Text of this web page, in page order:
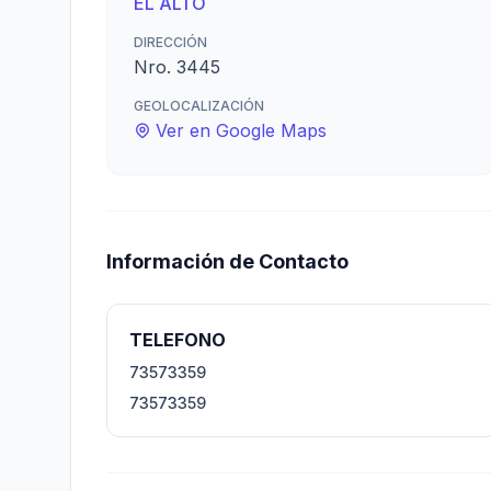
DIRECCIÓN
Nro. 3445
GEOLOCALIZACIÓN
Ver en Google Maps
Información de Contacto
TELEFONO
73573359
73573359